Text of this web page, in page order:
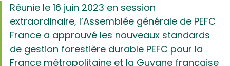
Réunie le 16 juin 2023 en session
extraordinaire, l’Assemblée générale de PEFC
France a approuvé les nouveaux standards
de gestion forestière durable PEFC pour la
France métropolitaine et la Guyane française